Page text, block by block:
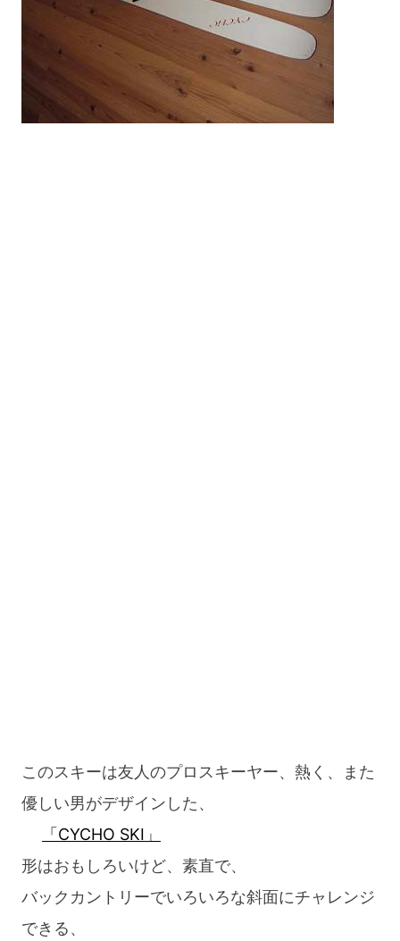
このスキーは友人のプロスキーヤー、熱く、また
優しい男がデザインした、
「CYCHO SKI」
形はおもしろいけど、素直で、
バックカントリーでいろいろな斜面にチャレンジ
できる、